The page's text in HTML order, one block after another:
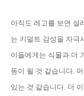
아직도 레고를 보면 설
는 키덜트 감성을 자극
이들에게는 식물과 더
동이 될 것 같습니다.
있는 것 같습니다. 더